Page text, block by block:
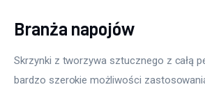
Branża napojów
Skrzynki z tworzywa sztucznego z całą
bardzo szerokie możliwości